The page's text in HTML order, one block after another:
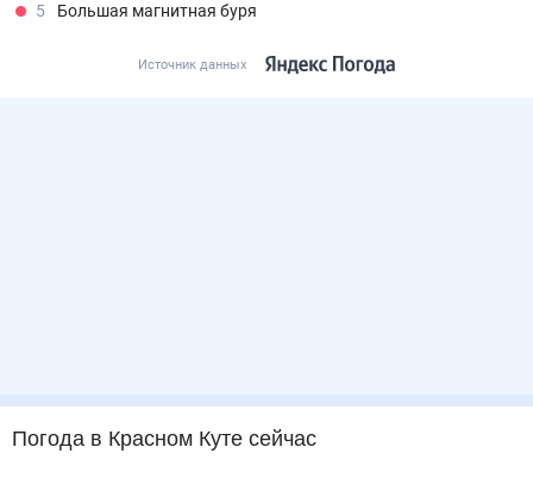
5
Большая магнитная буря
Источник данных
Погода в Красном Кутесейчас